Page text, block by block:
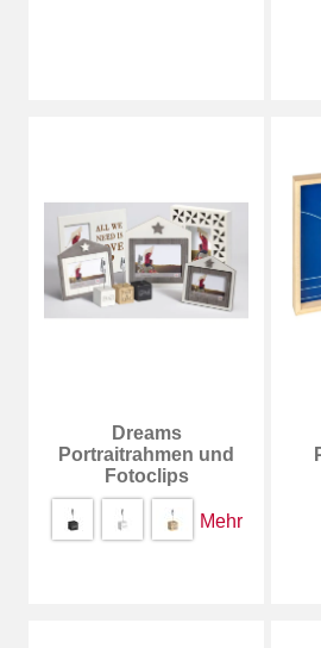
Dreams
Portraitrahmen und
Fotoclips
Mehr